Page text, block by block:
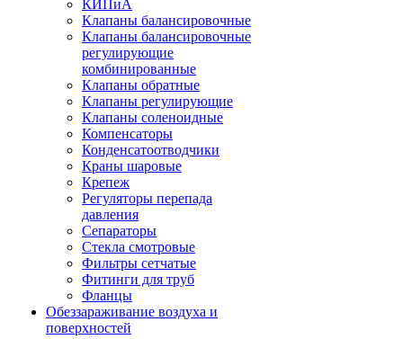
КИПиА
Клапаны балансировочные
Клапаны балансировочные
регулирующие
комбинированные
Клапаны обратные
Клапаны регулирующие
Клапаны соленоидные
Компенсаторы
Конденсатоотводчики
Краны шаровые
Крепеж
Регуляторы перепада
давления
Сепараторы
Стекла смотровые
Фильтры сетчатые
Фитинги для труб
Фланцы
Обеззараживание воздуха и
поверхностей